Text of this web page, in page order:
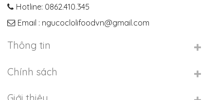
Hotline: 0862.410.345
Email : ngucoclolifoodvn@gmail.com
Thông tin
Chính sách